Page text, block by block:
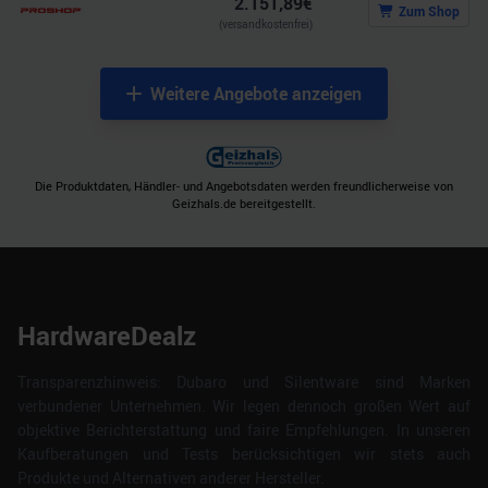
(versandkostenfrei)
Zum Shop
Weitere Angebote anzeigen
Die Produktdaten, Händler- und Angebotsdaten werden freundlicherweise von
Geizhals.de bereitgestellt.
HardwareDealz